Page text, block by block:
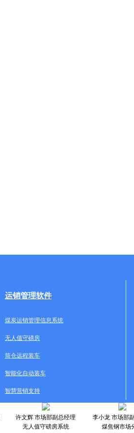
运销管理软件
煤炭运销管理信息系统
无人值守磅房
筒仓远程装车
智能化自动装车
智慧营销支持
许文辉 市场部副总经理
无人值守磅房系统
李小龙 市场部
煤焦钢市场